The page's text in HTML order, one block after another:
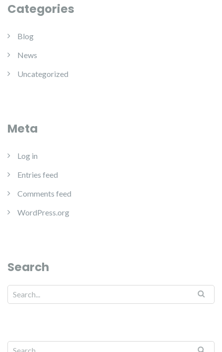
Categories
Blog
News
Uncategorized
Meta
Log in
Entries feed
Comments feed
WordPress.org
Search